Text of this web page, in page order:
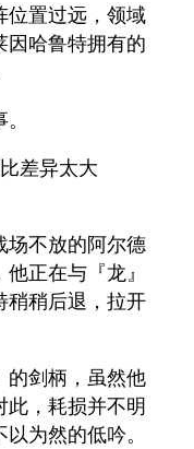
位置过远，领域
因哈鲁特拥有的
差异太大
场不放的阿尔德
正在与『龙』
稍稍后退，拉开
的剑柄，虽然他
此，耗损并不明
为然的低吟。